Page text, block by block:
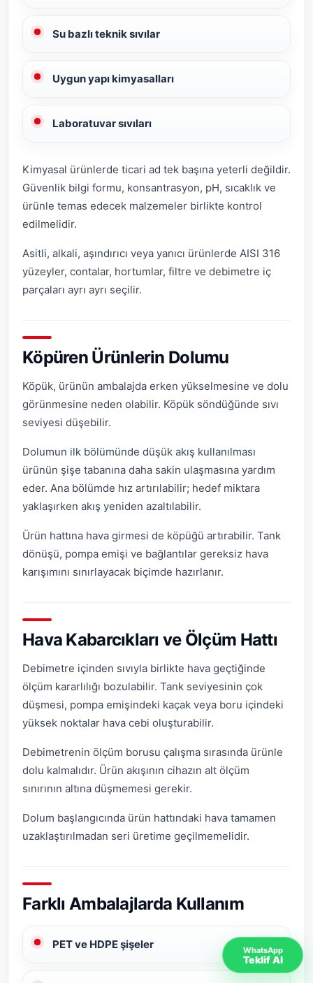
Su bazlı teknik sıvılar
Uygun yapı kimyasalları
Laboratuvar sıvıları
Kimyasal ürünlerde ticari ad tek başına yeterli değildir.
Güvenlik bilgi formu, konsantrasyon, pH, sıcaklık ve
ürünle temas edecek malzemeler birlikte kontrol
edilmelidir.
Asitli, alkali, aşındırıcı veya yanıcı ürünlerde AISI 316
yüzeyler, contalar, hortumlar, filtre ve debimetre iç
parçaları ayrı ayrı seçilir.
Köpüren Ürünlerin Dolumu
Köpük, ürünün ambalajda erken yükselmesine ve dolu
görünmesine neden olabilir. Köpük söndüğünde sıvı
seviyesi düşebilir.
Dolumun ilk bölümünde düşük akış kullanılması
ürünün şişe tabanına daha sakin ulaşmasına yardım
eder. Ana bölümde hız artırılabilir; hedef miktara
yaklaşırken akış yeniden azaltılabilir.
Ürün hattına hava girmesi de köpüğü artırabilir. Tank
dönüşü, pompa emişi ve bağlantılar gereksiz hava
karışımını sınırlayacak biçimde hazırlanır.
Hava Kabarcıkları ve Ölçüm Hattı
Debimetre içinden sıvıyla birlikte hava geçtiğinde
ölçüm kararlılığı bozulabilir. Tank seviyesinin çok
düşmesi, pompa emişindeki kaçak veya boru içindeki
yüksek noktalar hava cebi oluşturabilir.
Debimetrenin ölçüm borusu çalışma sırasında ürünle
dolu kalmalıdır. Ürün akışının cihazın alt ölçüm
sınırının altına düşmemesi gerekir.
Dolum başlangıcında ürün hattındaki hava tamamen
uzaklaştırılmadan seri üretime geçilmemelidir.
Farklı Ambalajlarda Kullanım
PET ve HDPE şişeler WhatsApp
Teklif Al